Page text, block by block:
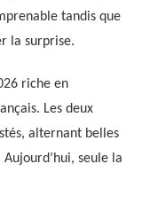
tandis que
la surprise.
riche en
Les deux
alternant belles
seule la